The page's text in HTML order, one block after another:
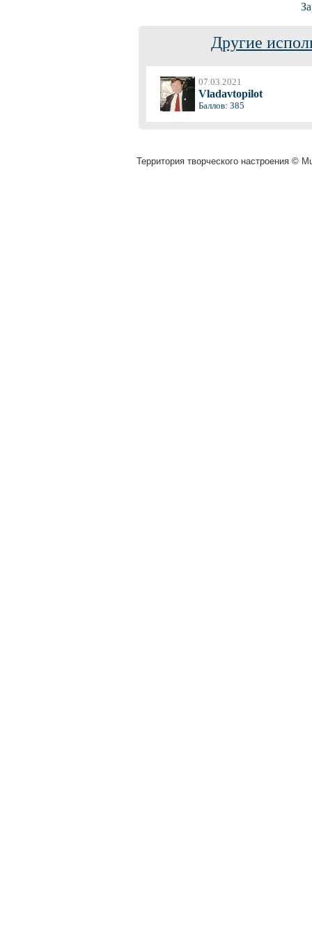
Другие
07.03.2021
Vladavtopilot
Баллов: 385
Территория творческого настроения ©